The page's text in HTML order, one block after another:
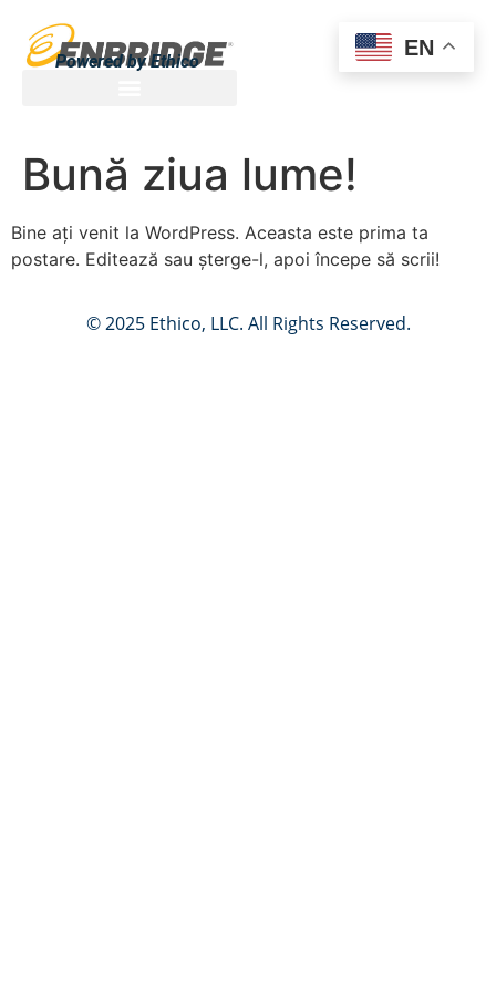
Powered by Ethico
Bună ziua lume!
Bine ați venit la WordPress. Aceasta este prima ta
postare. Editează sau șterge-l, apoi începe să scrii!
© 2025 Ethico, LLC. All Rights Reserved.
EN